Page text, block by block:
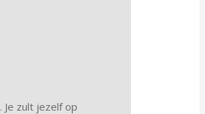
zult jezelf op